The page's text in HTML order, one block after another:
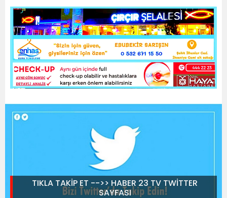
TIKLA TAKİP ET -->> HABER 23 TV TWİTTER
SAYFASI